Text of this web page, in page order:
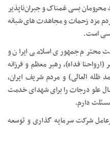
محرومان بسی غمناک و جبران‌ناپذیر‌
مزد زحمات و مجاهدت های شبانه
است.
محترم جمهوری اسلامی ایران و
فداه)، رهبر معظم و فرزانه
ظله العالی) و مردم شریف ایران،
علو‌ درجات را برای شهدای خدمت
دارم.
شرکت سرمایه گذاری و توسعه